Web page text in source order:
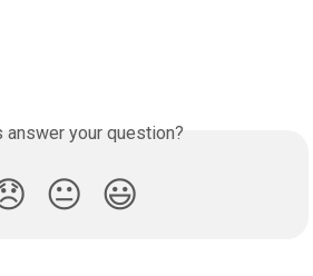
answer your question?
😐 😃